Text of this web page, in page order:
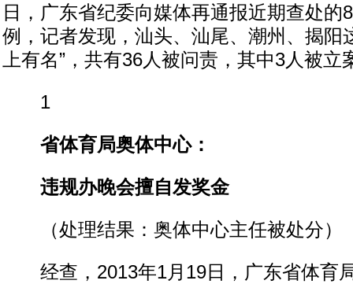
日，广东省纪委向媒体再通报近期查处的
例，记者发现，汕头、汕尾、潮州、揭阳
上有名”，共有36人被问责，其中3人被立
1
省体育局奥体中心：
违规办晚会擅自发奖金
（处理结果：奥体中心主任被处分）
经查，2013年1月19日，广东省体育